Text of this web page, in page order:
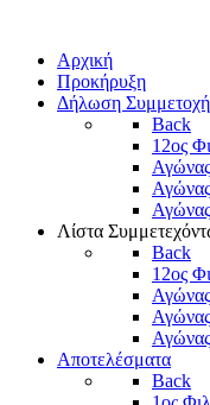
Αρχική
Προκήρυξη
Δήλωση
Back
12ος
Λίστα
Back
12ος
Αποτελέσματα
Back